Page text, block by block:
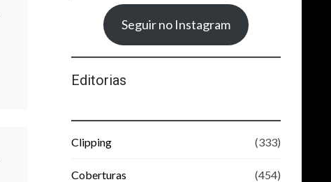
Seguir no Instagram
Editorias
Clipping (333)
Coberturas (454)